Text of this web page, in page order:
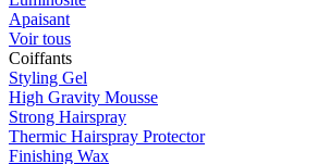
Apaisant
Voir tous
Coiffants
Styling Gel
High Gravity Mousse
Strong Hairspray
Thermic Hairspray Protector
Finishing Wax